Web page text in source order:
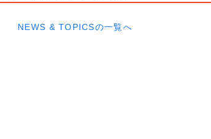
NEWS & TOPICSの一覧へ